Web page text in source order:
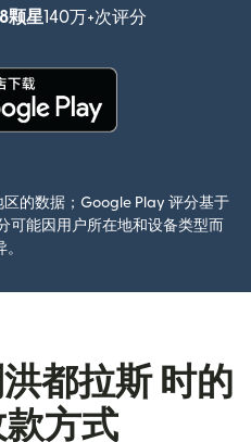
颗星140万+次评分
的数据；Google Play 评分基于
可能因用户所在地和设备类型而
。
都拉斯 时的
方式